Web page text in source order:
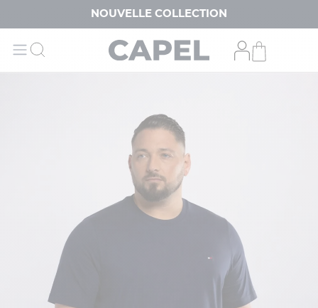
NOUVELLE COLLECTION